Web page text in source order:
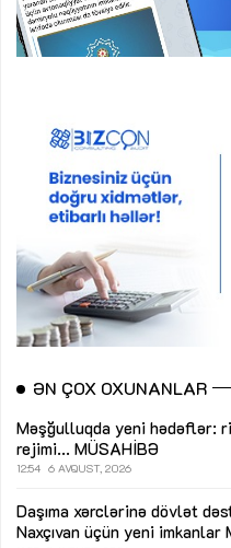
ƏN ÇOX OXUNANLAR
Məşğulluqda yeni hədəflər:
rejimi... MÜSAHİBƏ
12:54 6 AVQUST, 2026
Daşıma xərclərinə dövlət
Naxçıvan üçün yeni imkanlar